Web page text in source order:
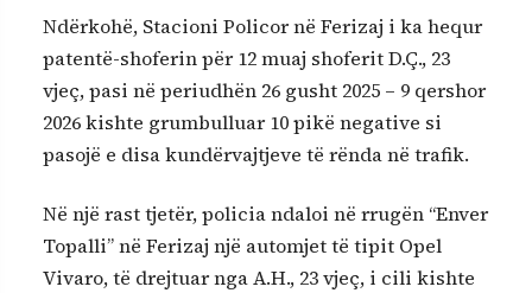
Ndërkohë, Stacioni Policor në Ferizaj i ka hequr
patentë-shoferin për 12 muaj shoferit D.Ç., 23
vjeç, pasi në periudhën 26 gusht 2025 – 9 qershor
2026 kishte grumbulluar 10 pikë negative si
pasojë e disa kundërvajtjeve të rënda në trafik.
Në një rast tjetër, policia ndaloi në rrugën “Enver
Topalli” në Ferizaj një automjet të tipit Opel
Vivaro, të drejtuar nga A.H., 23 vjeç, i cili kishte